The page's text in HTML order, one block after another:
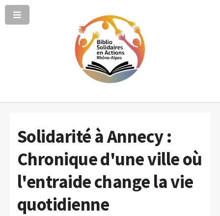
Solidarité à Annecy :
Chronique d'une ville où
l'entraide change la vie
quotidienne